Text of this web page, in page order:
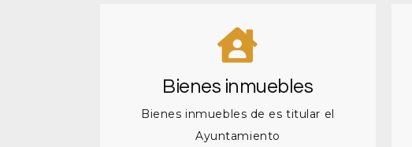
Bienes inmuebles
Bienes inmuebles de es titular el
Ayuntamiento